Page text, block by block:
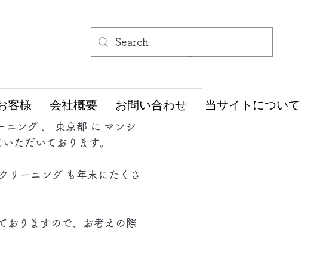
客様 会社概要 お問い合わせ 当サイトについて
ニング 、 東京都 に マンシ
ただいております。
リーニング も年末にたくさ
おりますので、お考えの際